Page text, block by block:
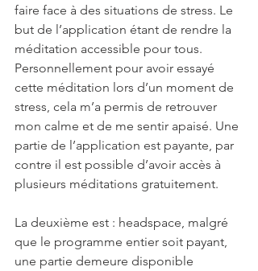
faire face à des situations de stress. Le
but de l’application étant de rendre la
méditation accessible pour tous.
Personnellement pour avoir essayé
cette méditation lors d’un moment de
stress, cela m’a permis de retrouver
mon calme et de me sentir apaisé. Une
partie de l’application est payante, par
contre il est possible d’avoir accès à
plusieurs méditations gratuitement.
La deuxième est : headspace, malgré
que le programme entier soit payant,
une partie demeure disponible